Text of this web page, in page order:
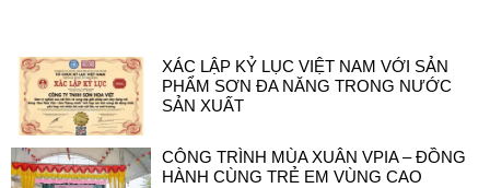
XÁC LẬP KỶ LỤC VIỆT NAM VỚI SẢN
PHẨM SƠN ĐA NĂNG TRONG NƯỚC
SẢN XUẤT
CÔNG TRÌNH MÙA XUÂN VPIA – ĐỒNG
HÀNH CÙNG TRẺ EM VÙNG CAO